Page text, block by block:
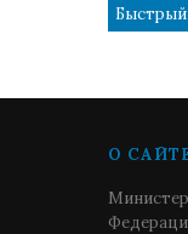
О